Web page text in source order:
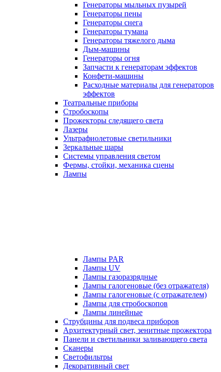
Генераторы мыльных пузырей
Генераторы пены
Генераторы снега
Генераторы тумана
Генераторы тяжелого дыма
Дым-машины
Генераторы огня
Запчасти к генераторам эффектов
Конфети-машины
Расходные материалы для генераторов
эффектов
Театральные приборы
Стробоскопы
Прожекторы следящего света
Лазеры
Ультрафиолетовые светильники
Зеркальные шары
Системы управления светом
Фермы, стойки, механика сцены
Лампы
Лампы PAR
Лампы UV
Лампы газоразрядные
Лампы галогеновые (без отражателя)
Лампы галогеновые (с отражателем)
Лампы для стробоскопов
Лампы линейные
Струбцины для подвеса приборов
Архитектурный свет, зенитные прожектора
Панели и светильники заливающего света
Сканеры
Светофильтры
Декоративный свет